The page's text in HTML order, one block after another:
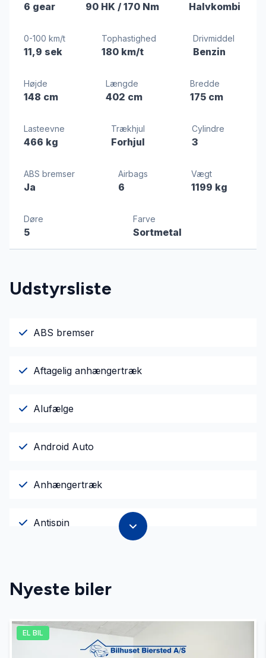
6 gear 90 HK / 170 Nm Halvkombi
0-100 km/t
11,9 sek
Tophastighed
180 km/t
Drivmiddel
Benzin
Højde
148 cm
Længde
402 cm
Bredde
175 cm
Lasteevne
466 kg
Trækhjul
Forhjul
Cylindre
3
ABS bremser
Ja
Airbags
6
Vægt
1199 kg
Døre
5
Farve
Sortmetal
Udstyrsliste
ABS bremser
Aftagelig anhængertræk
Alufælge
Android Auto
Anhængertræk
Antispin
Auto nedblændelig bakspejl
Automatisk lys
Nyeste biler
EL BIL